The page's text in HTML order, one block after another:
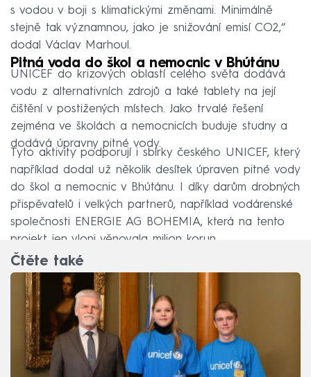
s vodou v boji s klimatickými změnami. Minimálně
stejně tak významnou, jako je snižování emisí CO2,“
dodal Václav Marhoul.
Pitná voda do škol a nemocnic v Bhútánu
UNICEF do krizových oblastí celého světa dodává
vodu z alternativních zdrojů a také tablety na její
čištění v postižených místech. Jako trvalé řešení
zejména ve školách a nemocnicích buduje studny a
dodává úpravny pitné vody.
Tyto aktivity podporují i sbírky českého UNICEF, který
například dodal už několik desítek úpraven pitné vody
do škol a nemocnic v Bhútánu. I díky darům drobných
přispěvatelů i velkých partnerů, například vodárenské
společnosti ENERGIE AG BOHEMIA, která na tento
projekt jen vloni věnovala milion korun.
Čtěte také